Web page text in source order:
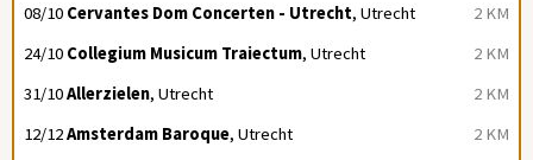
2 KM
08/10 Cervantes Dom Concerten - Utrecht, Utrecht
2 KM
24/10 Collegium Musicum Traiectum, Utrecht
2 KM
31/10Allerzielen, Utrecht
2 KM
12/12Amsterdam Baroque, Utrecht